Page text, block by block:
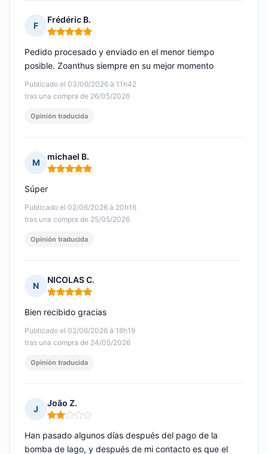
F
Frédéric B.
Nota: 5 de 5
Publicado el 03/06/2026 à 11h42
tras una compra de 26/05/2026
Pedido procesado y enviado en el menor tiempo
posible. Zoanthus siempre en su mejor momento
Opinión traducida
M
michael B.
Nota: 5 de 5
Publicado el 02/06/2026 à 20h16
tras una compra de 25/05/2026
Súper
Opinión traducida
N
NICOLAS C.
Nota: 5 de 5
Publicado el 02/06/2026 à 18h19
tras una compra de 24/05/2026
Bien recibido gracias
Opinión traducida
J
João Z.
Nota: 2 de 5
Han pasado algunos días después del pago de la
bomba de lago, y después de mi contacto es que el